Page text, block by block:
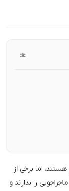
اما برخی از
را ندارند و